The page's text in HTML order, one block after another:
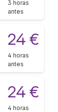
3 horas
antes
24 €
4 horas
antes
24 €
4 horas